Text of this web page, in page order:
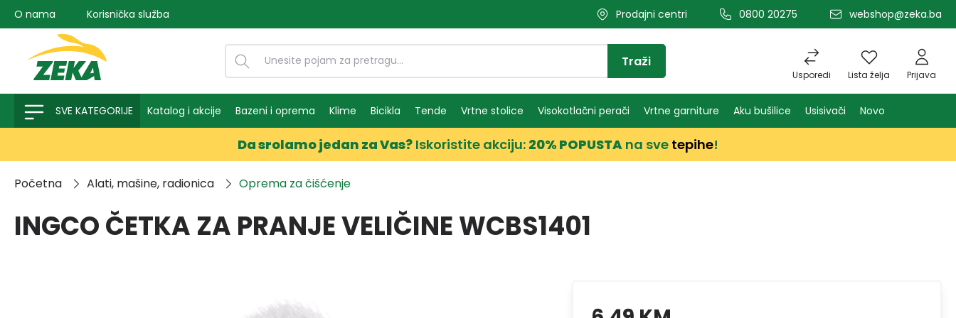
pretragu Preskoči na glavnu navigaciju
O nama Korisnička služba Prodajni centri 0800 20275 webshop@zeka.ba
Usporedi Lista želja Prijava
Traži
SVE KATEGORIJE Katalog i akcije Bazeni i oprema Klime Bicikla Tende Vrtne stolice Visokotlačni perači Vrtne garniture Aku bušilice Usisivači Novo
Da srolamo jedan za Vas? Iskoristite akciju: 20% POPUSTA na sve tepihe!
Početna Alati, mašine, radionica Oprema za čišćenje
INGCO ČETKA ZA PRANJE VELIČINE WCBS1401